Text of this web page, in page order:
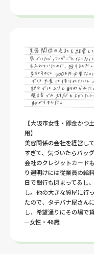
【大阪市女性・即金か
用】
美容関係の会社を経営し
すぎて、気づいたらバッ
会社のクレジットカード
り週明けには従業員の給
日で銀行も閉まってるし
し。他の大きな質屋に行
たので、タチバナ屋さん
し、希望通りにその場で
女性・46歳